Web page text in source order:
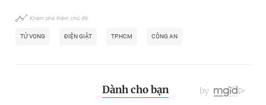
Khám phá thêm chủ đề
TỬ VONG ĐIỆN GIẬT TP.HCM CÔNG AN